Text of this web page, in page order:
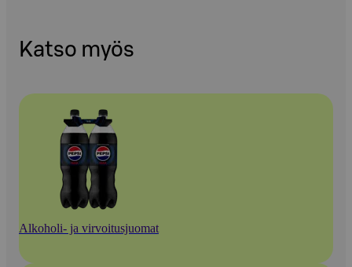
Katso myös
Alkoholi- ja virvoitusjuomat